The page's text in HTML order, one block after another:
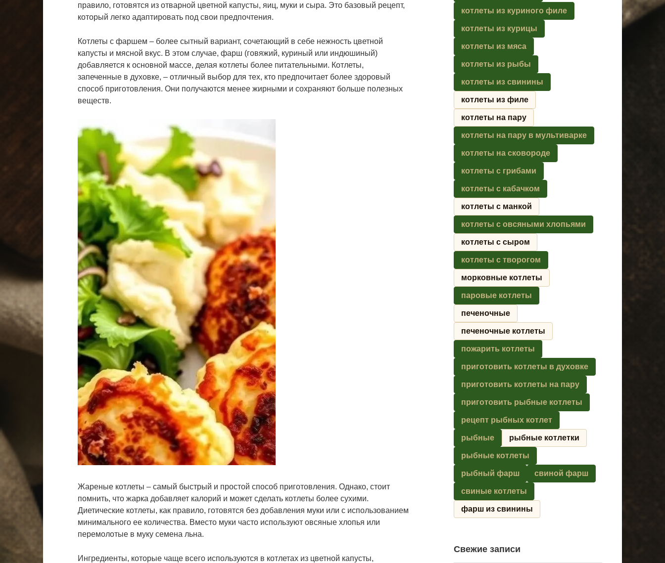
правило, готовятся из отварной цветной капусты, яиц, муки и сыра. Это базовый рецепт,
который легко адаптировать под свои предпочтения.
Котлеты с фаршем – более сытный вариант, сочетающий в себе нежность цветной
капусты и мясной вкус. В этом случае, фарш (говяжий, куриный или индюшиный)
добавляется к основной массе, делая котлеты более питательными. Котлеты,
запеченные в духовке, – отличный выбор для тех, кто предпочитает более здоровый
способ приготовления. Они получаются менее жирными и сохраняют больше полезных
веществ.
Жареные котлеты – самый быстрый и простой способ приготовления. Однако, стоит
помнить, что жарка добавляет калорий и может сделать котлеты более сухими.
Диетические котлеты, как правило, готовятся без добавления муки или с использованием
минимального ее количества. Вместо муки часто используют овсяные хлопья или
перемолотые в муку семена льна.
Ингредиенты, которые чаще всего используются в котлетах из цветной капусты,
котлеты из куриного филе
котлеты из курицы
котлеты из мяса
котлеты из рыбы
котлеты из свинины
котлеты из филе
котлеты на пару
котлеты на пару в мультиварке
котлеты на сковороде
котлеты с грибами
котлеты с кабачком
котлеты с манкой
котлеты с овсяными хлопьями
котлеты с сыром
котлеты с творогом
морковные котлеты
паровые котлеты
печеночные
печеночные котлеты
пожарить котлеты
приготовить котлеты в духовке
приготовить котлеты на пару
приготовить рыбные котлеты
рецепт рыбных котлет
рыбные рыбные котлетки
рыбные котлеты
рыбный фарш свиной фарш
свиные котлеты
фарш из свинины
Свежие записи